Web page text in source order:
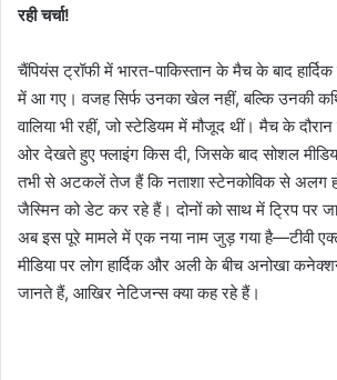
रही चर्चा!
चैंपियंस ट्रॉफी में भारत-पाकिस्तान के मैच के बाद
में आ गए। वजह सिर्फ उनका खेल नहीं, बल्कि उनकी
वालिया भी रहीं, जो स्टेडियम में मौजूद थीं। मैच के दौरान
ओर देखते हुए फ्लाइंग किस दी, जिसके बाद सोशल
तभी से अटकलें तेज हैं कि नताशा स्टेनकोविक से अलग
जैस्मिन को डेट कर रहे हैं। दोनों को साथ में ट्रिप पर
अब इस पूरे मामले में एक नया नाम जुड़ गया है—टीवी
मीडिया पर लोग हार्दिक और अली के बीच अनोखा
जानते हैं, आखिर नेटिजन्स क्या कह रहे हैं।